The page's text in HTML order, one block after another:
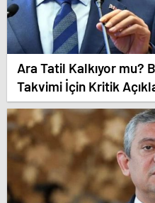
Ara Tatil Kalkıyor mu?
Takvimi İçin Kritik